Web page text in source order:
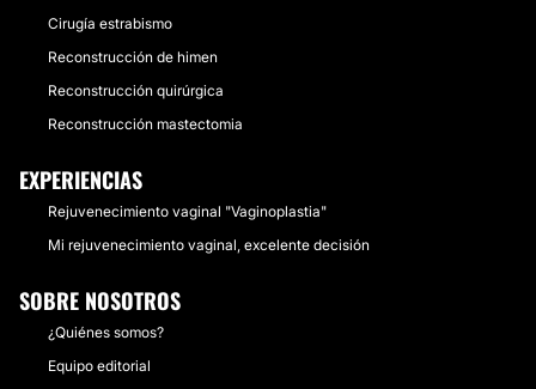
Cirugía estrabismo
Reconstrucción de himen
Reconstrucción quirúrgica
Reconstrucción mastectomia
EXPERIENCIAS
Rejuvenecimiento vaginal "Vaginoplastia"
Mi rejuvenecimiento vaginal, excelente decisión
SOBRE NOSOTROS
¿Quiénes somos?
Equipo editorial